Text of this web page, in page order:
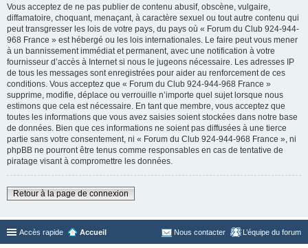
Vous acceptez de ne pas publier de contenu abusif, obscène, vulgaire,
diffamatoire, choquant, menaçant, à caractère sexuel ou tout autre contenu qui
peut transgresser les lois de votre pays, du pays où « Forum du Club 924-944-
968 France » est hébergé ou les lois internationales. Le faire peut vous mener
à un bannissement immédiat et permanent, avec une notification à votre
fournisseur d’accès à Internet si nous le jugeons nécessaire. Les adresses IP
de tous les messages sont enregistrées pour aider au renforcement de ces
conditions. Vous acceptez que « Forum du Club 924-944-968 France »
supprime, modifie, déplace ou verrouille n’importe quel sujet lorsque nous
estimons que cela est nécessaire. En tant que membre, vous acceptez que
toutes les informations que vous avez saisies soient stockées dans notre base
de données. Bien que ces informations ne soient pas diffusées à une tierce
partie sans votre consentement, ni « Forum du Club 924-944-968 France », ni
phpBB ne pourront être tenus comme responsables en cas de tentative de
piratage visant à compromettre les données.
Retour à la page de connexion
Accès rapide Accueil L’équipe du forum
Nous contacter